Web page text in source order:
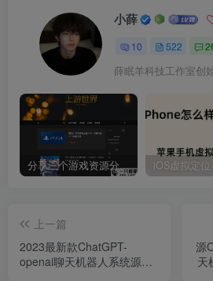
小薛
10 522
薛眠羊科技工作室创
分享三个游戏资源分享的网站，包含Switch游戏、PS4游戏、Steam的单机游戏
上一篇
2023最新款ChatGPT-
openai聊天机器人系统源码
源
天